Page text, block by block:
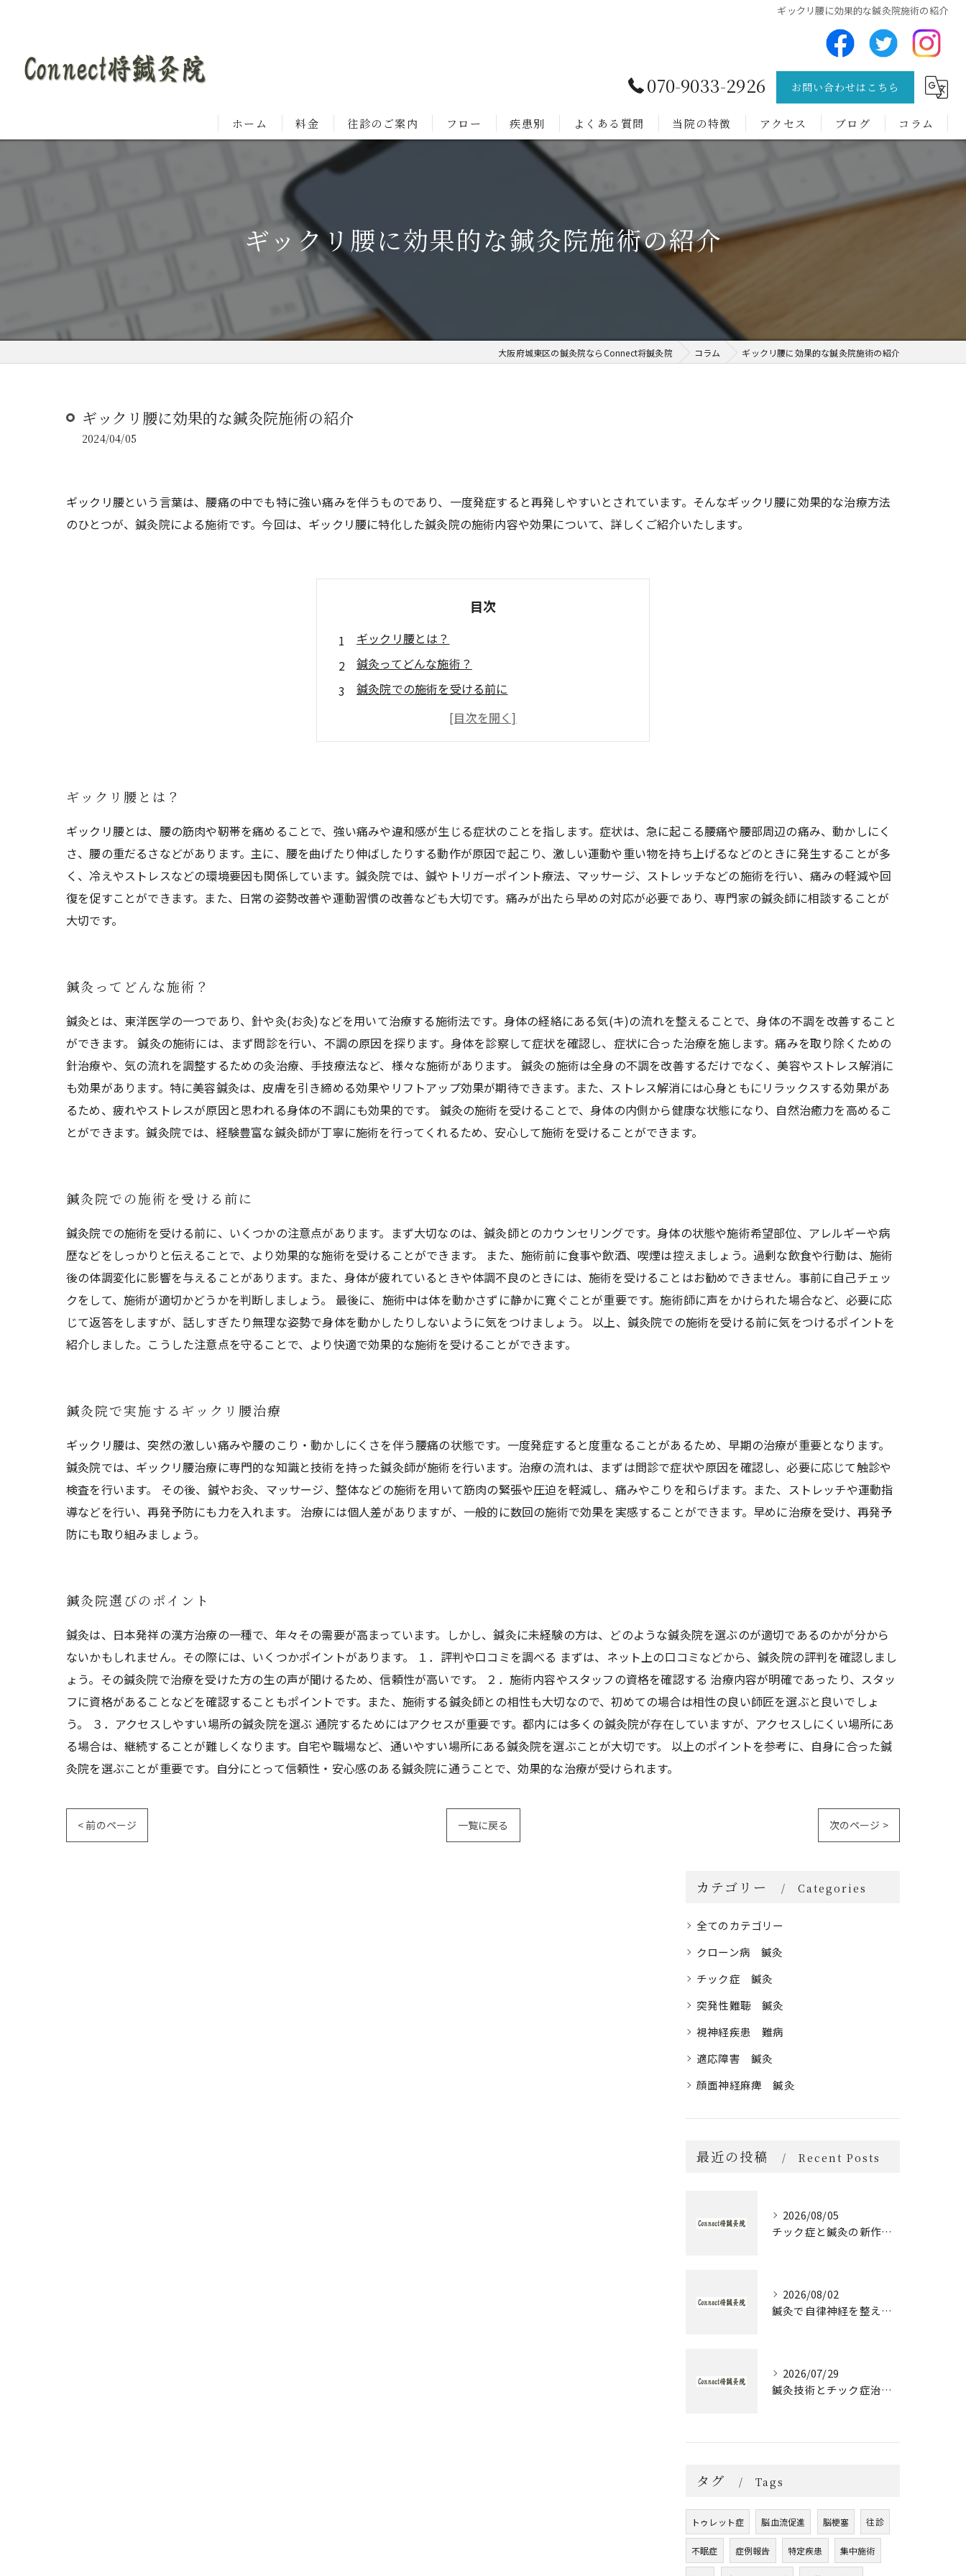
ギックリ腰に効果的な鍼灸院施術の紹介
070-9033-2926 お問い合わせはこちら
ホーム 料金 往診のご案内 フロー 疾患別 よくある質問 当院の特徴
難病
肩こり
アクセス ブログ コラム
ギックリ腰に効果的な鍼灸院施術の紹介
大阪府城東区の鍼灸院ならConnect将鍼灸院 コラム ギックリ腰に効果的な鍼灸院施術の紹介
ギックリ腰に効果的な鍼灸院施術の紹介
2024/04/05
ギックリ腰という言葉は、腰痛の中でも特に強い痛みを伴うものであり、一度発症すると再発しやすいとされています。そんなギックリ腰に効果的な治療方法
のひとつが、鍼灸院による施術です。今回は、ギックリ腰に特化した鍼灸院の施術内容や効果について、詳しくご紹介いたします。
目次
ギックリ腰とは？
鍼灸ってどんな施術？
鍼灸院での施術を受ける前に
鍼灸院で実施するギックリ腰治療
鍼灸院選びのポイント
ギックリ腰とは？
ギックリ腰とは、腰の筋肉や靭帯を痛めることで、強い痛みや違和感が生じる症状のことを指します。症状は、急に起こる腰痛や腰部周辺の痛み、動かしにく
さ、腰の重だるさなどがあります。主に、腰を曲げたり伸ばしたりする動作が原因で起こり、激しい運動や重い物を持ち上げるなどのときに発生することが多
く、冷えやストレスなどの環境要因も関係しています。鍼灸院では、鍼やトリガーポイント療法、マッサージ、ストレッチなどの施術を行い、痛みの軽減や回
復を促すことができます。また、日常の姿勢改善や運動習慣の改善なども大切です。痛みが出たら早めの対応が必要であり、専門家の鍼灸師に相談することが
大切です。
鍼灸ってどんな施術？
鍼灸とは、東洋医学の一つであり、針や灸(お灸)などを用いて治療する施術法です。身体の経絡にある気(キ)の流れを整えることで、身体の不調を改善すること
ができます。 鍼灸の施術には、まず問診を行い、不調の原因を探ります。身体を診察して症状を確認し、症状に合った治療を施します。痛みを取り除くための
針治療や、気の流れを調整するための灸治療、手技療法など、様々な施術があります。 鍼灸の施術は全身の不調を改善するだけでなく、美容やストレス解消に
も効果があります。特に美容鍼灸は、皮膚を引き締める効果やリフトアップ効果が期待できます。また、ストレス解消には心身ともにリラックスする効果があ
るため、疲れやストレスが原因と思われる身体の不調にも効果的です。 鍼灸の施術を受けることで、身体の内側から健康な状態になり、自然治癒力を高めるこ
とができます。鍼灸院では、経験豊富な鍼灸師が丁寧に施術を行ってくれるため、安心して施術を受けることができます。
鍼灸院での施術を受ける前に
鍼灸院での施術を受ける前に、いくつかの注意点があります。まず大切なのは、鍼灸師とのカウンセリングです。身体の状態や施術希望部位、アレルギーや病
歴などをしっかりと伝えることで、より効果的な施術を受けることができます。 また、施術前に食事や飲酒、喫煙は控えましょう。過剰な飲食や行動は、施術
後の体調変化に影響を与えることがあります。また、身体が疲れているときや体調不良のときには、施術を受けることはお勧めできません。事前に自己チェッ
クをして、施術が適切かどうかを判断しましょう。 最後に、施術中は体を動かさずに静かに寛ぐことが重要です。施術師に声をかけられた場合など、必要に応
じて返答をしますが、話しすぎたり無理な姿勢で身体を動かしたりしないように気をつけましょう。 以上、鍼灸院での施術を受ける前に気をつけるポイントを
紹介しました。こうした注意点を守ることで、より快適で効果的な施術を受けることができます。
鍼灸院で実施するギックリ腰治療
ギックリ腰は、突然の激しい痛みや腰のこり・動かしにくさを伴う腰痛の状態です。一度発症すると度重なることがあるため、早期の治療が重要となります。
鍼灸院では、ギックリ腰治療に専門的な知識と技術を持った鍼灸師が施術を行います。治療の流れは、まずは問診で症状や原因を確認し、必要に応じて触診や
検査を行います。 その後、鍼やお灸、マッサージ、整体などの施術を用いて筋肉の緊張や圧迫を軽減し、痛みやこりを和らげます。また、ストレッチや運動指
導などを行い、再発予防にも力を入れます。 治療には個人差がありますが、一般的に数回の施術で効果を実感することができます。早めに治療を受け、再発予
防にも取り組みましょう。
鍼灸院選びのポイント
鍼灸は、日本発祥の漢方治療の一種で、年々その需要が高まっています。しかし、鍼灸に未経験の方は、どのような鍼灸院を選ぶのが適切であるのかが分から
ないかもしれません。その際には、いくつかポイントがあります。 １．評判や口コミを調べる まずは、ネット上の口コミなどから、鍼灸院の評判を確認しまし
ょう。その鍼灸院で治療を受けた方の生の声が聞けるため、信頼性が高いです。 ２．施術内容やスタッフの資格を確認する 治療内容が明確であったり、スタッ
フに資格があることなどを確認することもポイントです。また、施術する鍼灸師との相性も大切なので、初めての場合は相性の良い師匠を選ぶと良いでしょ
う。 ３．アクセスしやすい場所の鍼灸院を選ぶ 通院するためにはアクセスが重要です。都内には多くの鍼灸院が存在していますが、アクセスしにくい場所にあ
る場合は、継続することが難しくなります。自宅や職場など、通いやすい場所にある鍼灸院を選ぶことが大切です。 以上のポイントを参考に、自身に合った鍼
灸院を選ぶことが重要です。自分にとって信頼性・安心感のある鍼灸院に通うことで、効果的な治療が受けられます。
< 前のページ 一覧に戻る 次のページ >
カテゴリー Categories
全てのカテゴリー
クローン病 鍼灸
チック症 鍼灸
突発性難聴 鍼灸
視神経疾患 難病
適応障害 鍼灸
顔面神経麻痺 鍼灸
最近の投稿 Recent Posts
2026/08/05
チック症と鍼灸の新作治療体験談とセルフケア実践ガイド
2026/08/02
鍼灸で自律神経を整える発達障害のための実践アプローチ
2026/07/29
鍼灸技術とチック症治療の実際と大阪府大阪市城東区森之宮で選ぶ理由
タグ Tags
トゥレット症 脳血流促進 脳梗塞 往診
不眠症 症例報告 特定疾患 集中施術